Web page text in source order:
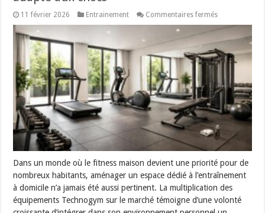
11 février 2026 Entrainement Commentaires ferméssur
une
salle
sport
à
avec
des
équipements
Technogym
et
sol
adapté
aux
Dans un monde où le fitness maison devient une priorité pour de
nombreux habitants, aménager un espace dédié à l’entraînement
à domicile n’a jamais été aussi pertinent. La multiplication des
équipements Technogym sur le marché témoigne d’une volonté